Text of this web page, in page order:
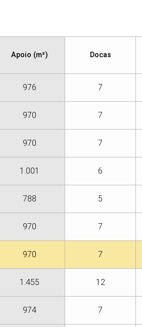
Apoio (m²) Docas
976 7
970 7
970 7
1.001 6
788 5
970 7
970 7
1.455 12
974 7